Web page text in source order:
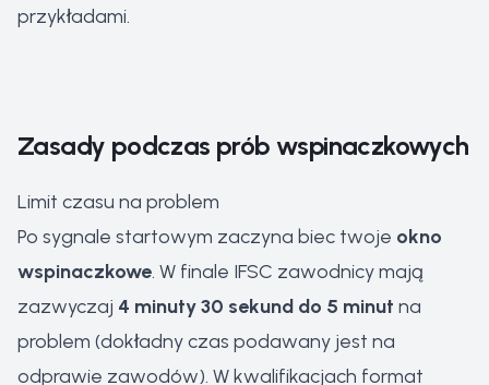
przykładami.
Zasady podczas prób wspinaczkowych
Limit czasu na problem
Po sygnale startowym zaczyna biec twoje okno
wspinaczkowe. W finale IFSC zawodnicy mają
zazwyczaj 4 minuty 30 sekund do 5 minut na
problem (dokładny czas podawany jest na
odprawie zawodów). W kwalifikacjach format